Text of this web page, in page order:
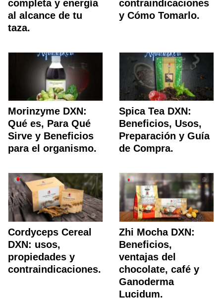
completa y energía
al alcance de tu
taza.
contraindicaciones
y Cómo Tomarlo.
Morinzyme DXN:
Qué es, Para Qué
Sirve y Beneficios
para el organismo.
Spica Tea DXN:
Beneficios, Usos,
Preparación y Guía
de Compra.
Cordyceps Cereal
DXN: usos,
propiedades y
contraindicaciones.
Zhi Mocha DXN:
Beneficios,
ventajas del
chocolate, café y
Ganoderma
Lucidum.